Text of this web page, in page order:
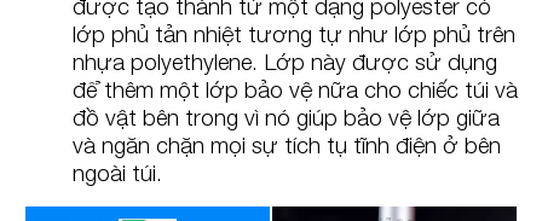
được tạo thành từ một dạng polyester có
lớp phủ tản nhiệt tương tự như lớp phủ trên
nhựa polyethylene. Lớp này được sử dụng
để thêm một lớp bảo vệ nữa cho chiếc túi và
đồ vật bên trong vì nó giúp bảo vệ lớp giữa
và ngăn chặn mọi sự tích tụ tĩnh điện ở bên
ngoài túi.